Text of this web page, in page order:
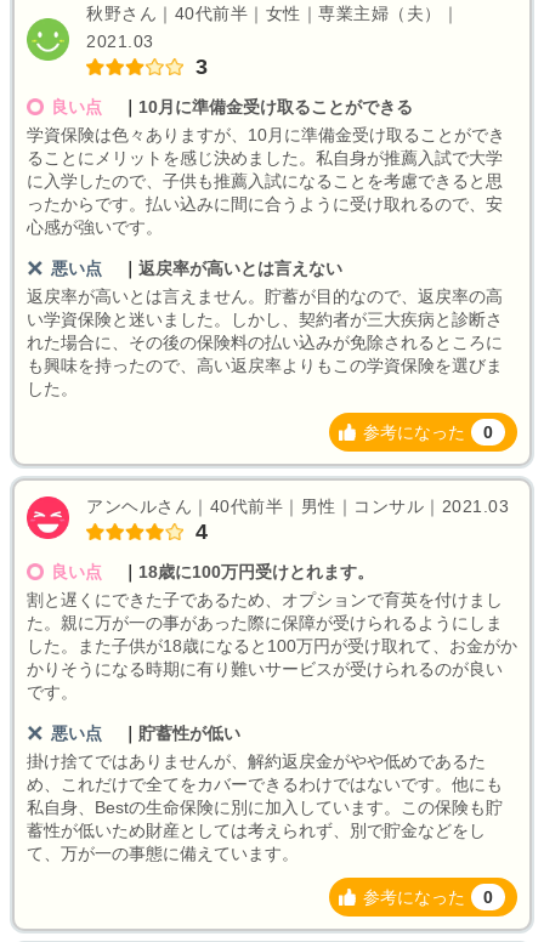
秋野さん｜40代前半｜女性｜専業主婦（夫）｜
2021.03
3
良い点
10月に準備金受け取ることができる
学資保険は色々ありますが、10月に準備金受け取ることができ
ることにメリットを感じ決めました。私自身が推薦入試で大学
に入学したので、子供も推薦入試になることを考慮できると思
ったからです。払い込みに間に合うように受け取れるので、安
心感が強いです。
悪い点
返戻率が高いとは言えない
返戻率が高いとは言えません。貯蓄が目的なので、返戻率の高
い学資保険と迷いました。しかし、契約者が三大疾病と診断さ
れた場合に、その後の保険料の払い込みが免除されるところに
も興味を持ったので、高い返戻率よりもこの学資保険を選びま
した。
参考になった 0
アンヘルさん｜40代前半｜男性｜コンサル｜2021.03
4
良い点
18歳に100万円受けとれます。
割と遅くにできた子であるため、オプションで育英を付けまし
た。親に万が一の事があった際に保障が受けられるようにしま
した。また子供が18歳になると100万円が受け取れて、お金がか
かりそうになる時期に有り難いサービスが受けられるのが良い
です。
悪い点
貯蓄性が低い
掛け捨てではありませんが、解約返戻金がやや低めであるた
め、これだけで全てをカバーできるわけではないです。他にも
私自身、Bestの生命保険に別に加入しています。この保険も貯
蓄性が低いため財産としては考えられず、別で貯金などをし
て、万が一の事態に備えています。
参考になった 0